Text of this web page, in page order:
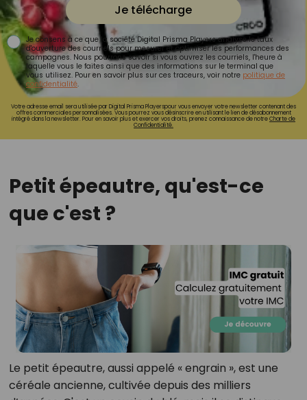
Je télécharge
Je consens à ce que la société Digital Prisma Players analyse le taux
d'ouverture des courriels pour mesurer et optimiser les performances des
campagnes. Nous pourrons savoir si vous ouvrez les courriels, l'heure à
laquelle vous le faites ainsi que des informations sur le terminal que
vous utilisez. Pour en savoir plus sur ces traceurs, voir notre politique de
confidentialité.
Votre adresse email sera utilisée par Digital Prisma Playerspour vous envoyer votre newsletter contenant des
offres commerciales personnalisées. Vous pourrez vous désinscrire en utilisant le lien de désabonnement
intégré dans la newsletter. Pour en savoir plus et exercer vos droits, prenez connaissance de notreCharte de
Confidentialité.
Petit épeautre, qu'est-ce
que c'est ?
Le petit épeautre, aussi appelé « engrain », est une
céréale ancienne, cultivée depuis des milliers